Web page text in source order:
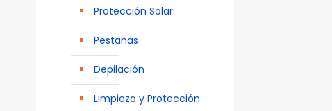
Protección Solar
Pestañas
Depilación
Limpieza y Protección